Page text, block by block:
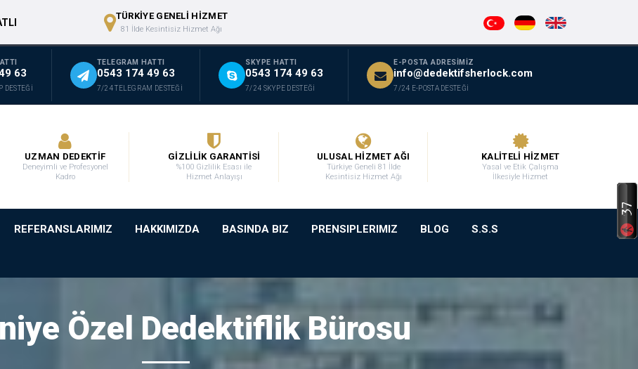
TÜRKİYE GENELİ HİZMET
81 İlde Kesintisiz Hizmet Ağı
63
DESTEĞİ
TELEGRAM HATTI
0543 174 49 63
7/24 TELEGRAM DESTEĞİ
SKYPE HATTI
0543 174 49 63
7/24 SKYPE DESTEĞİ
E-POSTA ADRESİMİZ
info@dedektifsherlock.com
7/24 E-POSTA DESTEĞİ
UZMAN DEDEKTİF
Deneyimli ve Profesyonel
Kadro
GİZLİLİK GARANTİSİ
%100 Gizlilik Esası ile
Hizmet Anlayışı
ULUSAL HİZMET AĞI
Türkiye Geneli 81 İlde
Kesintisiz Hizmet Ağı
KALİTELİ HİZMET
Yasal ve Etik Çalışma
İlkesiyle Hizmet
REFERANSLARIMIZ HAKKIMIZDA BASINDA BIZ PRENSIPLERIMIZ BLOG S.S.S
Özel Dedektiflik Bürosu